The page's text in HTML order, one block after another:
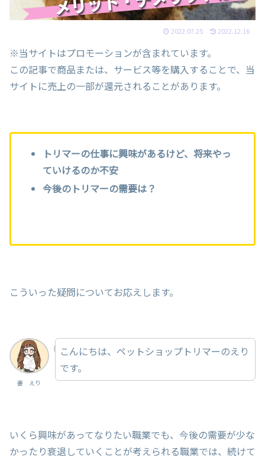
2022.07.25 2022.12.16
※当サイトはプロモーションが含まれています。
この記事で商品または、サービス等を購入することで、当
サイトに売上の一部が還元されることがあります。
トリマーの仕事に興味があるけど、将来やっ
ていけるのか不安
今後のトリマーの需要は？
こういった疑問についてお応えします。
妻 えり
こんにちは、ペットショップトリマーのえり
です。
いくら興味があってなりたい職業でも、今後の需要が少な
かったり衰退していくことが考えられる職業では、続けて